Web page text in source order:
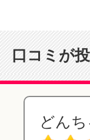
口コミが
どん